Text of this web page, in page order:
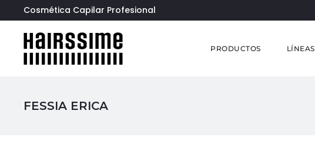
Cosmética Capilar Profesional
PRODUCTOS LÍNEAS
FESSIA ERICA